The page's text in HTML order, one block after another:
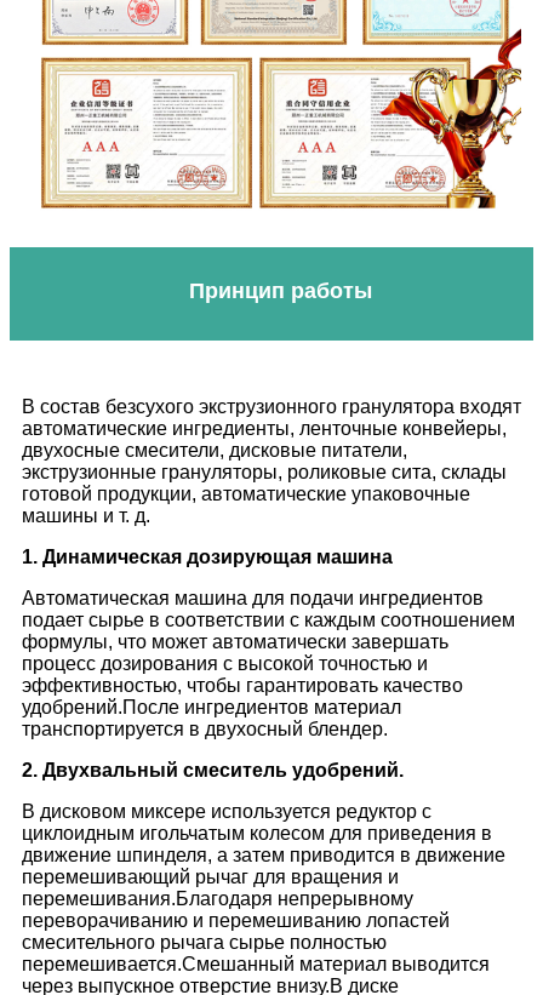
Принцип работы
В состав безсухого экструзионного гранулятора входят
автоматические ингредиенты, ленточные конвейеры,
двухосные смесители, дисковые питатели,
экструзионные грануляторы, роликовые сита, склады
готовой продукции, автоматические упаковочные
машины и т. д.
1. Динамическая дозирующая машина
Автоматическая машина для подачи ингредиентов
подает сырье в соответствии с каждым соотношением
формулы, что может автоматически завершать
процесс дозирования с высокой точностью и
эффективностью, чтобы гарантировать качество
удобрений.После ингредиентов материал
транспортируется в двухосный блендер.
2. Двухвальный смеситель удобрений.
В дисковом миксере используется редуктор с
циклоидным игольчатым колесом для приведения в
движение шпинделя, а затем приводится в движение
перемешивающий рычаг для вращения и
перемешивания.Благодаря непрерывному
переворачиванию и перемешиванию лопастей
смесительного рычага сырье полностью
перемешивается.Смешанный материал выводится
через выпускное отверстие внизу.В диске